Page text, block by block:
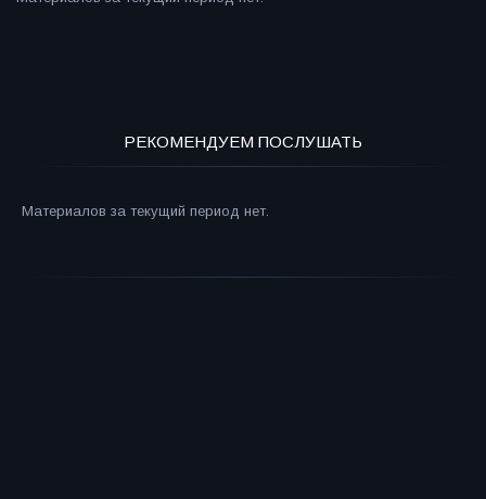
РЕКОМЕНДУЕМ ПОСЛУШАТЬ
Материалов за текущий период нет.